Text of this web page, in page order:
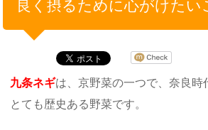
良く摂るために心がけたい
九条ネギは、京野菜の一つで、奈良時
とても歴史ある野菜です。